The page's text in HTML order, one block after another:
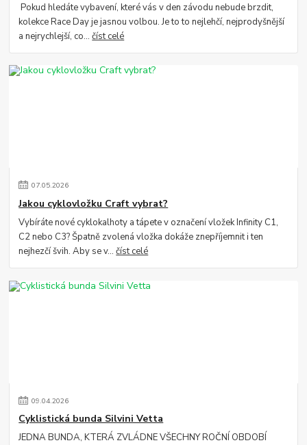
Pokud hledáte vybavení, které vás v den závodu nebude brzdit,
kolekce Race Day je jasnou volbou. Je to to nejlehčí, nejprodyšnější
a nejrychlejší, co...číst celé
07.05.2026
Jakou cyklovložku Craft vybrat?
Vybíráte nové cyklokalhoty a tápete v označení vložek Infinity C1,
C2 nebo C3? Špatně zvolená vložka dokáže znepříjemnit i ten
nejhezčí švih. Aby se v...číst celé
09.04.2026
Cyklistická bunda Silvini Vetta
JEDNA BUNDA, KTERÁ ZVLÁDNE VŠECHNY ROČNÍ OBDOBÍ